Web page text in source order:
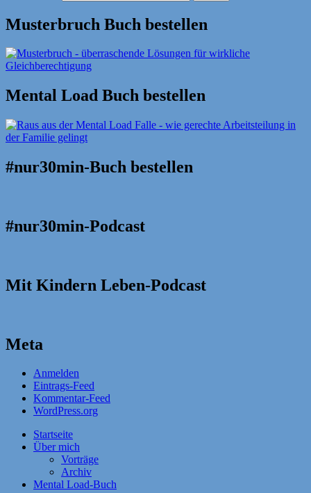
Musterbruch Buch bestellen
Mental Load Buch bestellen
#nur30min-Buch bestellen
#nur30min-Podcast
Mit Kindern Leben-Podcast
Meta
Anmelden
Eintrags-Feed
Kommentar-Feed
WordPress.org
Startseite
Über mich
Vorträge
Archiv
Mental Load-Buch